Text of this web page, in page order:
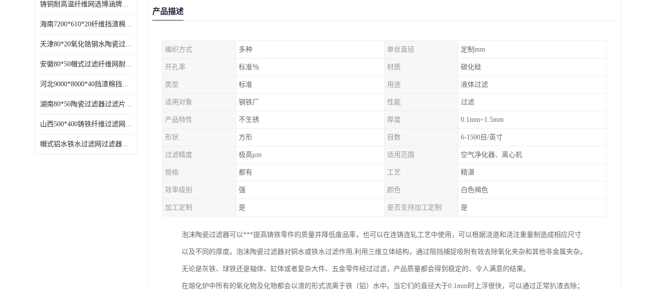
铸铜耐高温纤维网选博涵牌质量稳定
海南7200*610*20纤维挡渣棉耐高温
天津80*20氧化锆钢水陶瓷过滤器过滤效果明显
安徽80*50帽式过滤纤维网耐高温
河北9000*8000*40挡渣棉挡渣效果好耐高温
湖南80*50陶瓷过滤器过滤片过滤网效果好耐高温
山西500*400铸铁纤维过滤网方形网圆形网
帽式铝水铁水过滤网过滤器耐高温
产品描述
编织方式 多种 单丝直径 定制mm
开孔率 标准％ 材质 碳化硅
类型 标准 用途 液体过滤
适用对象 钢铁厂 性能 过滤
产品特性 不生锈 厚度 0.1mm~1.5mm
形状 方形 目数 6-1500目/英寸
过滤精度 极高μm 适用范围 空气净化器、离心机
规格 都有 工艺 精湛
效率级别 强 颜色 白色褐色
加工定制 是 是否支持加工定制 是
泡沫陶瓷过滤器可以***提高铸铁零件的质量并降低废品率，也可以在连铸连轧工艺中使用，可以根据浇道和浇注重量制造成相应尺寸
以及不同的厚度。泡沫陶瓷过滤器对铜水或铁水过滤作用,利用三维立体结构，通过阻挡捕捉吸附有效去除氧化夹杂和其他非金属夹杂。
无论是灰铁、球铁还是轴体、缸体或者复杂大件、五金零件经过过滤，产品质量都会得到稳定的、令人满意的结果。
在熔化炉中所有的氧化物及化物都会以渣的形式流离于铁（铝）水中。当它们的直径大于0.1mm时上浮很快，可以通过正常扒渣去除；